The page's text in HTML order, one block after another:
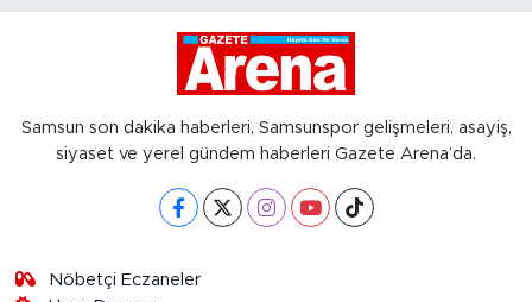
Samsun son dakika haberleri, Samsunspor gelişmeleri, asayiş,
siyaset ve yerel gündem haberleri Gazete Arena’da.
Nöbetçi Eczaneler